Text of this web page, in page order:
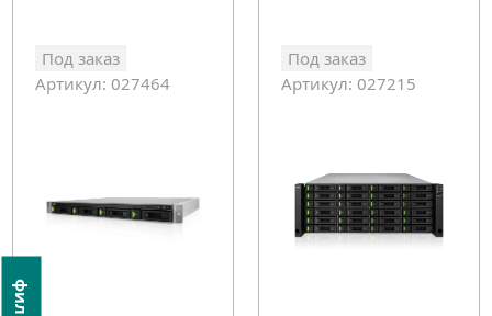
Под заказ
Артикул: 027464
Под заказ
Артикул: 027215